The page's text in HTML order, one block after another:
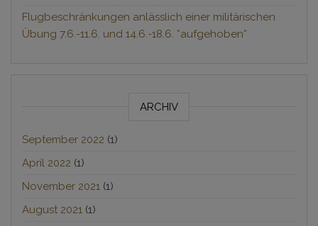
Flugbeschränkungen anlässlich einer militärischen
Übung 7.6.-11.6. und 14.6.-18.6. *aufgehoben*
ARCHIV
September 2022 (1)
April 2022 (1)
November 2021 (1)
August 2021 (1)